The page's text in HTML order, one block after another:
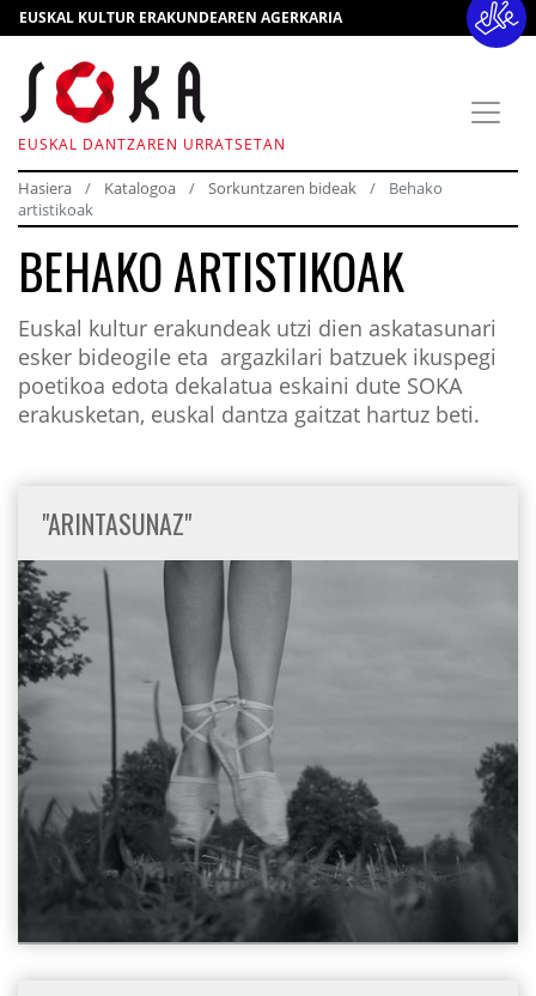
EUSKAL KULTUR ERAKUNDEAREN AGERKARIA
EUSKAL DANTZAREN URRATSETAN
Hasiera Katalogoa Sorkuntzaren bideak
Behako
artistikoak
BEHAKO ARTISTIKOAK
Euskal kultur erakundeak utzi dien askatasunari
esker bideogile eta argazkilari batzuek ikuspegi
poetikoa edota dekalatua eskaini dute SOKA
erakusketan, euskal dantza gaitzat hartuz beti.
"ARINTASUNAZ"